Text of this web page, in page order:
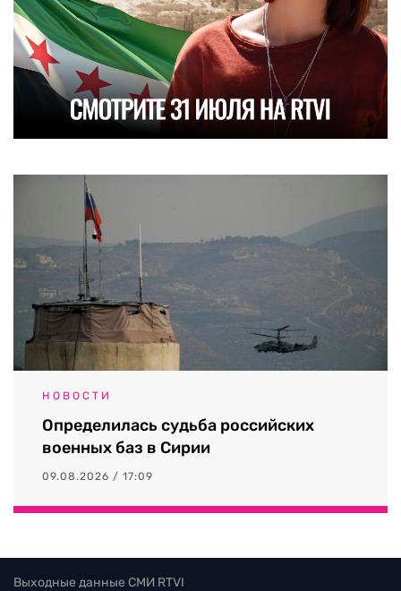
НОВОСТИ
Определилась судьба российских
военных баз в Сирии
09.08.2026 / 17:09
Выходные данные СМИ RTVI